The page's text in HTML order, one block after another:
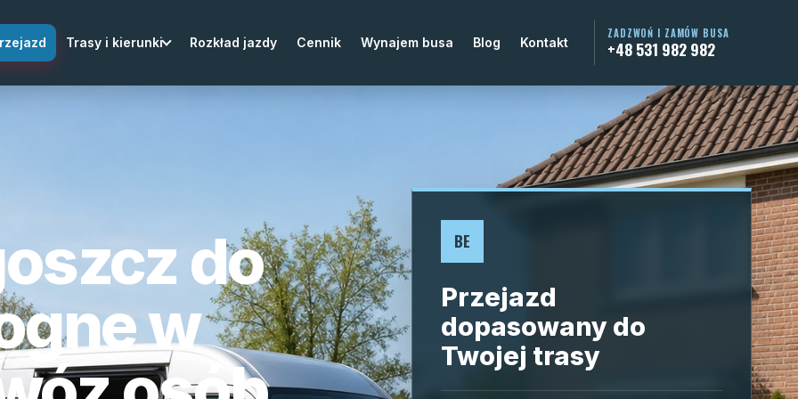
Trasy i kierunki Rozkład jazdy Cennik Wynajem busa Blog Kontakt
ZADZWOŃ I ZAMÓW BUSA
+48 531 982 982
do
w
BE
Przejazd
dopasowany do
Twojej trasy